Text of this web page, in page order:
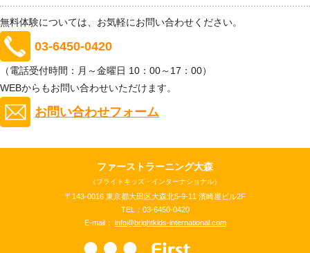
無料体験については、お気軽にお問い合わせください。
03-6450-0420
（電話受付時間：月～金曜日 10：00～17：00）
WEBからもお問い合わせいただけます。
お問い合わせフォーム
ファーストラーニング大森
（ブライトキッズ・インターナショナル）
〒143-0016 東京都大田区大森北5-9-11 濱崎屋ビル2F
TEL：03-6450-0420
E-mail： info@brightkids-international.com